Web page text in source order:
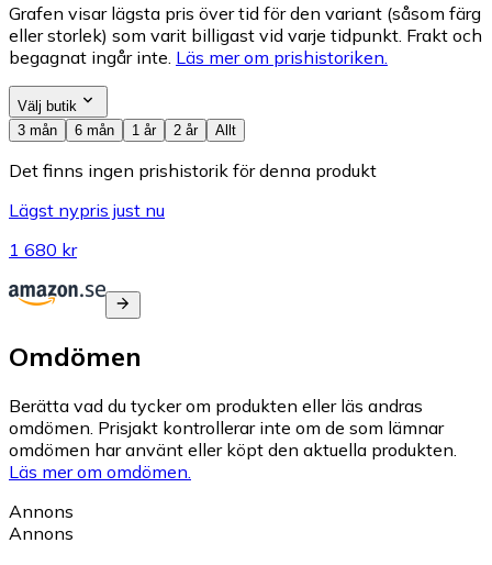
Grafen visar lägsta pris över tid för den variant (såsom färg
eller storlek) som varit billigast vid varje tidpunkt. Frakt och
begagnat ingår inte. Läs mer om prishistoriken.
Välj butik
3 mån
6 mån 1 år 2 år Allt
Det finns ingen prishistorik för denna produkt
Lägst nypris just nu
1 680 kr
Omdömen
Berätta vad du tycker om produkten eller läs andras
omdömen. Prisjakt kontrollerar inte om de som lämnar
omdömen har använt eller köpt den aktuella produkten.
Läs mer om omdömen.
Annons
Annons